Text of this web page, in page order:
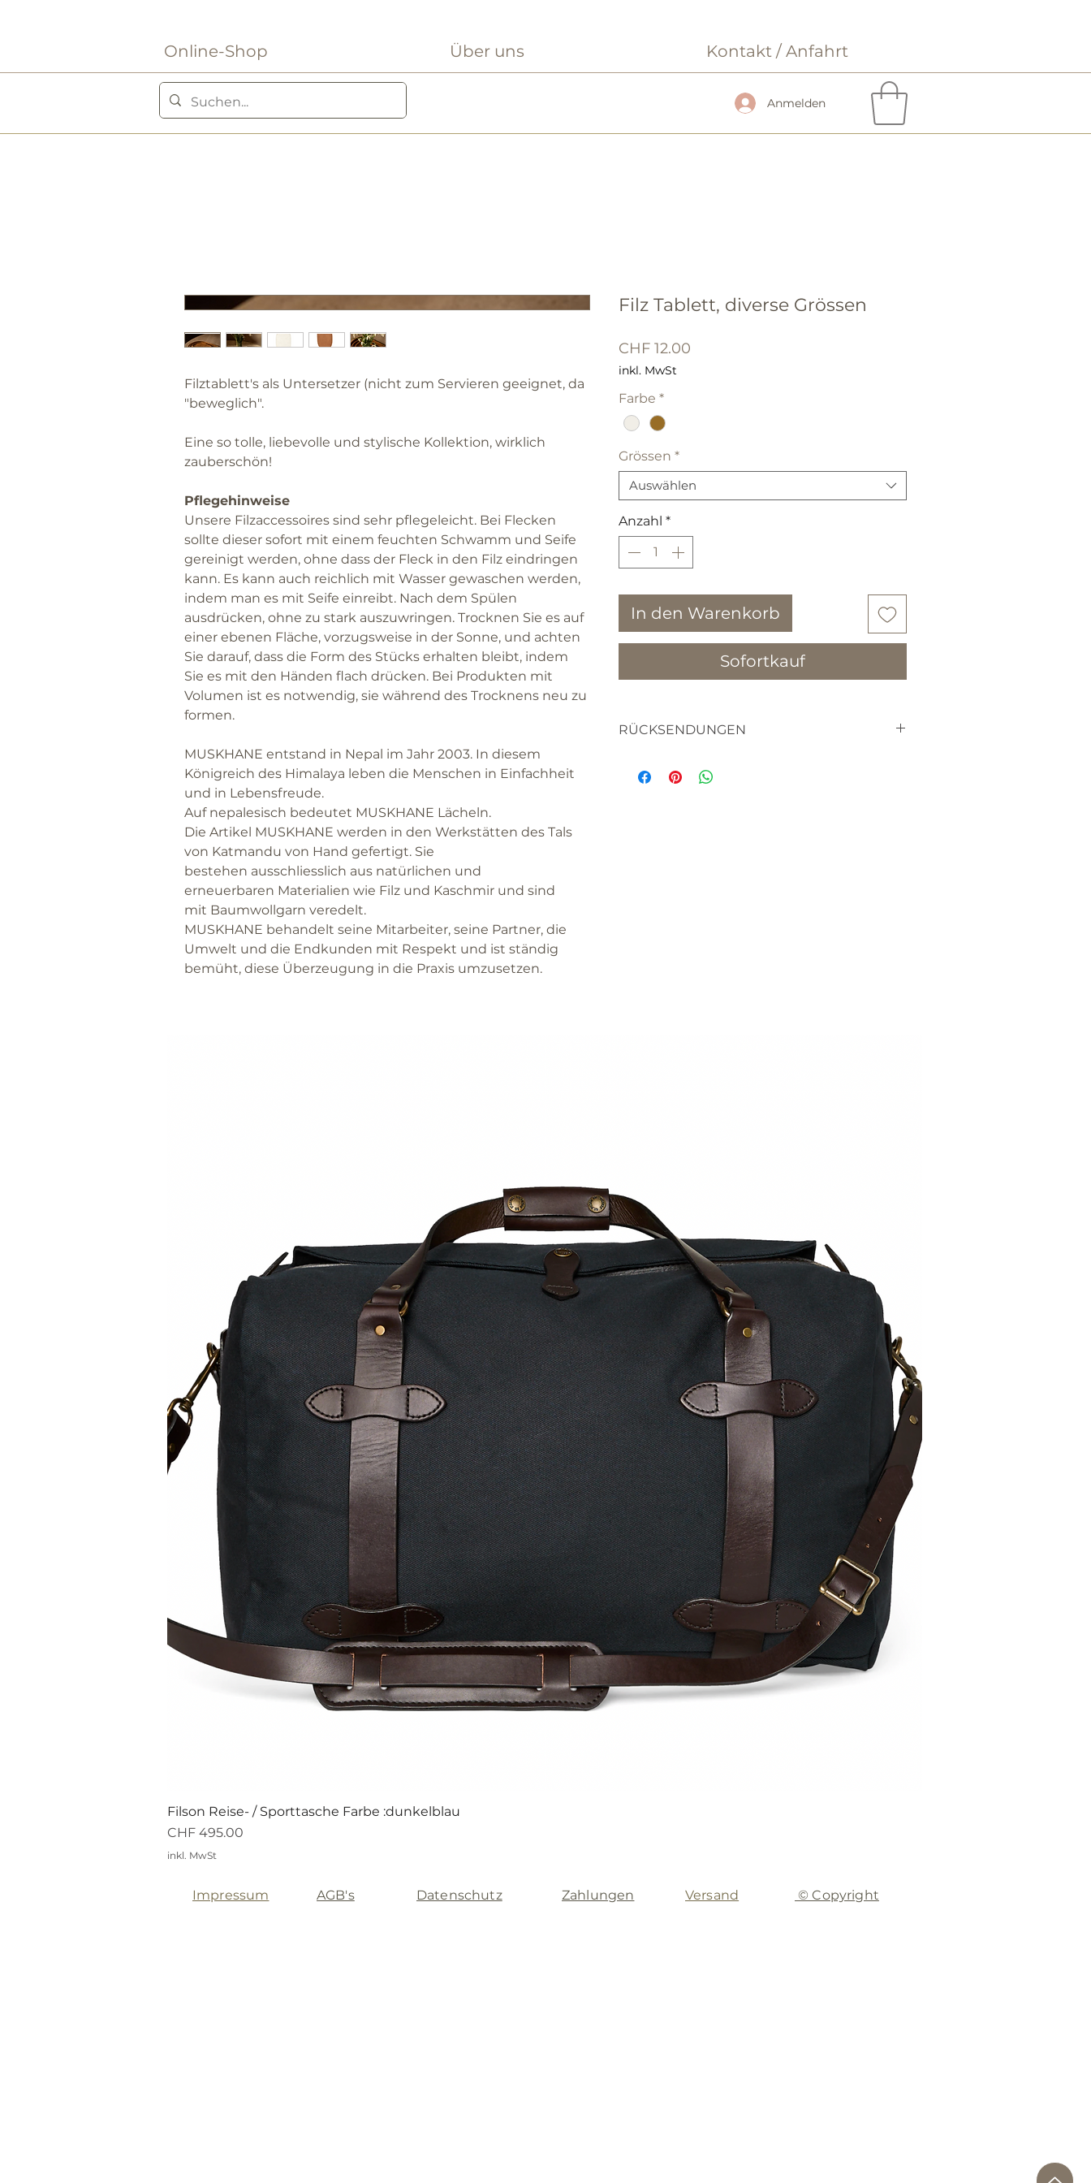
Online-Shop Über uns Kontakt / Anfahrt
Anmelden
Filztablett's als Untersetzer (nicht zum Servieren geeignet, da
"beweglich".
Eine so tolle, liebevolle und stylische Kollektion, wirklich
zauberschön!
Pflegehinweise
Unsere Filzaccessoires sind sehr pflegeleicht. Bei Flecken
sollte dieser sofort mit einem feuchten Schwamm und Seife
gereinigt werden, ohne dass der Fleck in den Filz eindringen
kann. Es kann auch reichlich mit Wasser gewaschen werden,
indem man es mit Seife einreibt. Nach dem Spülen
ausdrücken, ohne zu stark auszuwringen. Trocknen Sie es auf
einer ebenen Fläche, vorzugsweise in der Sonne, und achten
Sie darauf, dass die Form des Stücks erhalten bleibt, indem
Sie es mit den Händen flach drücken. Bei Produkten mit
Volumen ist es notwendig, sie während des Trocknens neu zu
formen.
MUSKHANE entstand in Nepal im Jahr 2003. In diesem
Königreich des Himalaya leben die Menschen in Einfachheit
und in Lebensfreude.
Auf nepalesisch bedeutet MUSKHANE Lächeln.
Die Artikel MUSKHANE werden in den Werkstätten des Tals
von Katmandu von Hand gefertigt. Sie
bestehen ausschliesslich aus natürlichen und
erneuerbaren Materialien wie Filz und Kaschmir und sind
mit Baumwollgarn veredelt.
MUSKHANE behandelt seine Mitarbeiter, seine Partner, die
Umwelt und die Endkunden mit Respekt und ist ständig
bemüht, diese Überzeugung in die Praxis umzusetzen.
Filz Tablett, diverse Grössen
CHF 12.00
inkl. MwSt
Farbe *
Grössen *
Auswählen
Anzahl *
In den Warenkorb
Sofortkauf
RÜCKSENDUNGEN
haben sie bitte verständnis dafür, dass sie
Filson Reise- / Sporttasche Farbe :dunkelblau
Preis
CHF 495.00
inkl. MwSt
Impressum AGB's Datenschutz Zahlungen Versand © Copyright